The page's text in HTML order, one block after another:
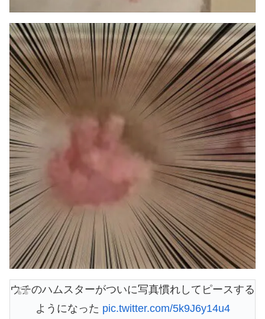
ウチのハムスターがついに写真慣れしてピースする
ようになった pic.twitter.com/5k9J6y14u4